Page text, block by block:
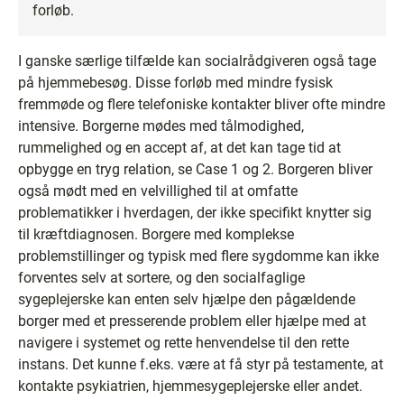
forløb.
I ganske særlige tilfælde kan socialrådgiveren også tage
på hjemmebesøg. Disse forløb med mindre fysisk
fremmøde og flere telefoniske kontakter bliver ofte mindre
intensive. Borgerne mødes med tålmodighed,
rummelighed og en accept af, at det kan tage tid at
opbygge en tryg relation, se Case 1 og 2. Borgeren bliver
også mødt med en velvillighed til at omfatte
problematikker i hverdagen, der ikke specifikt knytter sig
til kræftdiagnosen. Borgere med komplekse
problemstillinger og typisk med flere sygdomme kan ikke
forventes selv at sortere, og den socialfaglige
sygeplejerske kan enten selv hjælpe den pågældende
borger med et presserende problem eller hjælpe med at
navigere i systemet og rette henvendelse til den rette
instans. Det kunne f.eks. være at få styr på testamente, at
kontakte psykiatrien, hjemmesygeplejerske eller andet.